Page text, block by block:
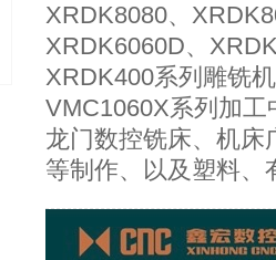
XRDK8080、
XRDK6060D、
XRDK400系列雕铣
VMC1060X系列加
龙门数控铣床、机床
等制作、以及塑料、